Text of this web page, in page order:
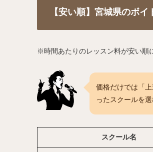
【安い順】宮城県のボ
※時間あたりのレッスン料が安い順
価格だけでは「
ったスクールを選
スクール名